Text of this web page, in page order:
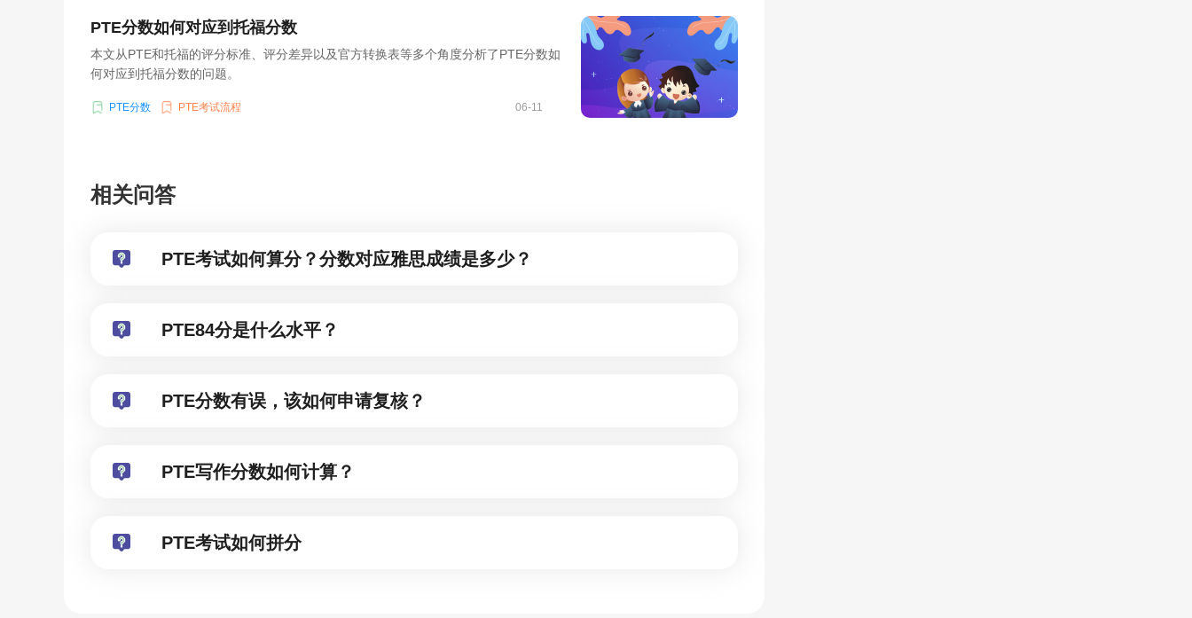
PTE分数如何对应到托福分数
本文从PTE和托福的评分标准、评分差异以及官方转换表等多个角度分析了PTE分数如
何对应到托福分数的问题。
PTE分数 PTE考试流程 06-11
相关问答
PTE考试如何算分？分数对应雅思成绩是多少？
PTE84分是什么水平？
PTE分数有误，该如何申请复核？
PTE写作分数如何计算？
PTE考试如何拼分